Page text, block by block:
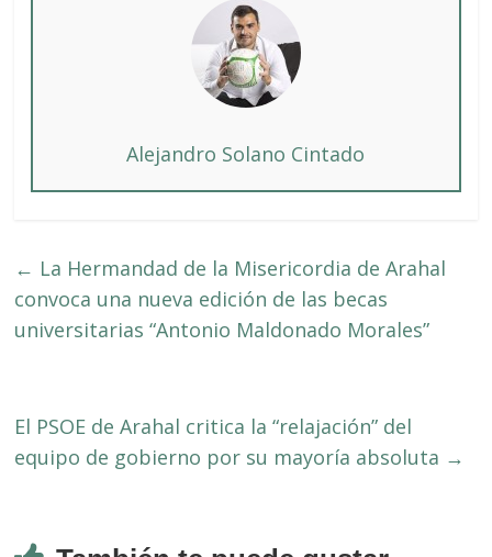
Alejandro Solano Cintado
← La Hermandad de la Misericordia de Arahal
convoca una nueva edición de las becas
universitarias “Antonio Maldonado Morales”
El PSOE de Arahal critica la “relajación” del
equipo de gobierno por su mayoría absoluta →